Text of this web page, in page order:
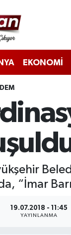
EKONOMİ
“İmar
19.07.2018 - 11:45
YAYINLANMA
ve Fikstür